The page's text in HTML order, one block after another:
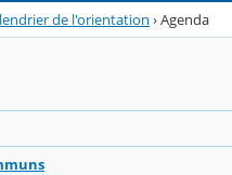
de l'orientation ›Agenda